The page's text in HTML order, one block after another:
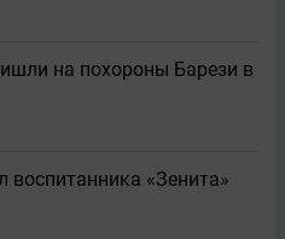
на похороны Барези в
воспитанника «Зенита»